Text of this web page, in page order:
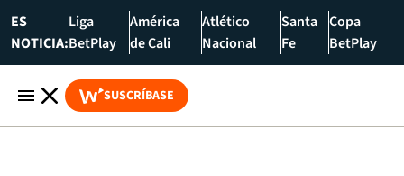
ES
NOTICIA:
Liga
BetPlay
América
de Cali
Atlético
Nacional
Santa
Fe
Copa
BetPlay
SUSCRÍBASE